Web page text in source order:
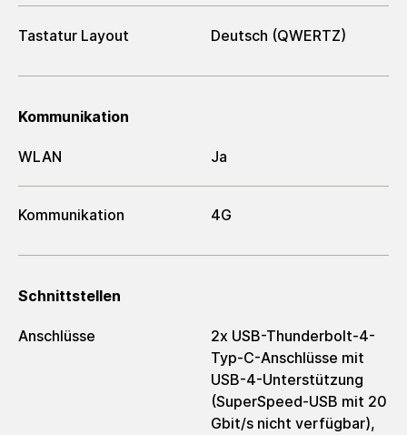
Tastatur Layout Deutsch (QWERTZ)
Kommunikation
WLAN Ja
Kommunikation 4G
Schnittstellen
Anschlüsse
2x USB-Thunderbolt-4-
Typ-C-Anschlüsse mit
USB-4-Unterstützung
(SuperSpeed-USB mit 20
Gbit/s nicht verfügbar),